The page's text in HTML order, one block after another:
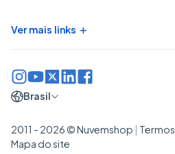
Ver mais links +
2011 - 2026 © Nuvemshop | Termos
Mapa do site
Brasil